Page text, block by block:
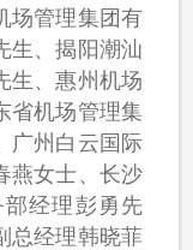
场管理集团有
生、揭阳潮汕
生、惠州机场
省机场管理集
广州白云国际
燕女士、长沙
经理彭勇先
总经理韩晓菲